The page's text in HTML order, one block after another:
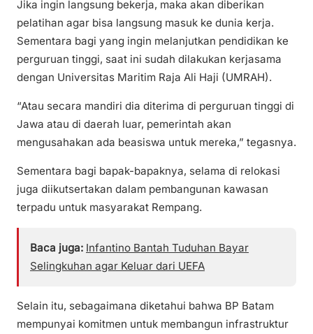
Jika ingin langsung bekerja, maka akan diberikan
pelatihan agar bisa langsung masuk ke dunia kerja.
Sementara bagi yang ingin melanjutkan pendidikan ke
perguruan tinggi, saat ini sudah dilakukan kerjasama
dengan Universitas Maritim Raja Ali Haji (UMRAH).
“Atau secara mandiri dia diterima di perguruan tinggi di
Jawa atau di daerah luar, pemerintah akan
mengusahakan ada beasiswa untuk mereka,” tegasnya.
Sementara bagi bapak-bapaknya, selama di relokasi
juga diikutsertakan dalam pembangunan kawasan
terpadu untuk masyarakat Rempang.
Baca juga: Infantino Bantah Tuduhan Bayar
Selingkuhan agar Keluar dari UEFA
Selain itu, sebagaimana diketahui bahwa BP Batam
mempunyai komitmen untuk membangun infrastruktur